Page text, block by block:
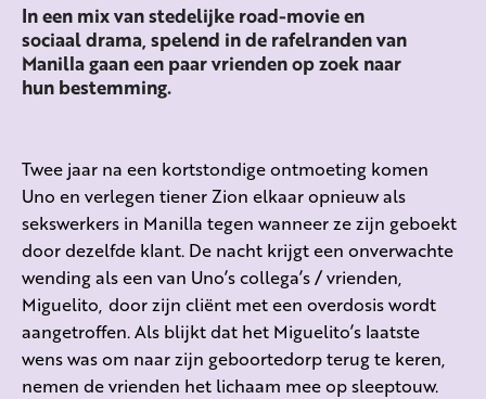
In een mix van stedelijke road-movie en
sociaal drama, spelend in de rafelranden van
Manilla gaan een paar vrienden op zoek naar
hun bestemming.
Twee jaar na een kortstondige ontmoeting komen
Uno en verlegen tienerZion elkaar opnieuw als
sekswerkers in Manilla tegen wanneer ze zijn geboekt
door dezelfde klant. De nacht krijgt een onverwachte
wending als een van Uno’scollega’s /vrienden,
Miguelito, doorzijn cliënt met een overdosis wordt
aangetroffen. Als blijkt dat het Miguelito’s laatste
wens was om naar zijn geboortedorp terug te keren,
nemen de vrienden het lichaam mee op sleeptouw.